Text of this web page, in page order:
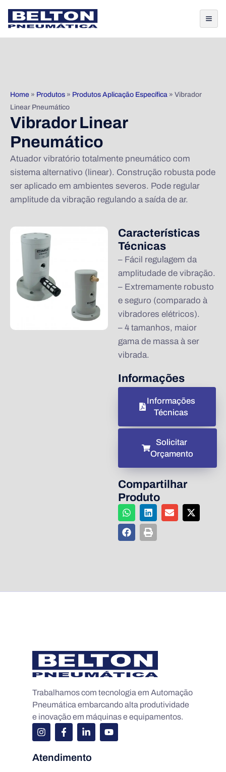
Home » Produtos » Produtos Aplicação Específica » Vibrador
Linear Pneumático
Vibrador Linear
Pneumático
Atuador vibratório totalmente pneumático com
sistema alternativo (linear). Construção robusta pode
ser aplicado em ambientes severos. Pode regular
amplitude da vibração regulando a saída de ar.
Características
Técnicas
– Fácil regulagem da
amplitudade de vibração.
– Extremamente robusto
e seguro (comparado à
vibradores elétricos).
– 4 tamanhos, maior
gama de massa à ser
vibrada.
Informações
Informações
Técnicas
Solicitar
Orçamento
Compartilhar
Produto
Trabalhamos com tecnologia em Automação
Pneumática embarcando alta produtividade
e inovação em máquinas e equipamentos.
Atendimento